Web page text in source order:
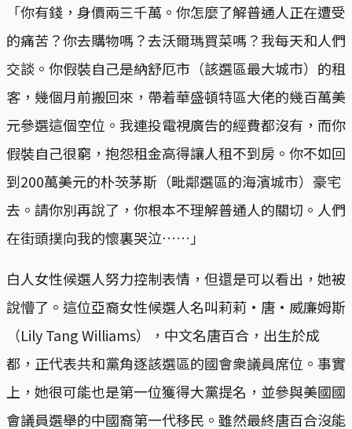
「你有錢，身價兩三千萬。你怎麼了解普通人正在遭受
的痛苦？你去購物嗎？去沃爾瑪買菜嗎？我每天和人們
交談。你假裝自己是納舒厄市（該選區最大城市）的租
客，幾個月前搬回來，帶着華盛頓特區大佬的幾百萬美
元參選這個空位。我連投電視廣告的經費都沒有，而你
假裝自己很窮，抱怨租金高得讓人租不到房。你不如回
到200萬美元的朴茨茅斯（毗鄰選區的海濱城市）豪宅
去。請你別再說了，你根本不理解普通人的關切。人們
在街頭撲向我的懷裏哭泣……」
白人女性候選人努力控制表情，但還是可以看出，她被
說懵了。這位亞裔女性候選人名叫莉莉·唐·威廉姆斯
（Lily Tang Williams），中文名唐百合，出生於成
都，正代表共和黨角逐該選區的國會衆議員席位。事實
上，她很可能也是第一位獲得大黨提名，並參與美國國
會議員選舉的中國裔第一代移民。雖然最終唐百合沒能